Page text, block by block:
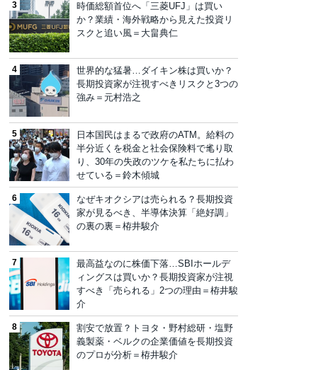
時価総額首位へ「三菱UFJ」は買い
か？業績・海外戦略から見えた投資リ
スクと追い風＝大畠典仁
世界的な猛暑…ダイキン株は買いか？
長期投資家が注視すべきリスクと3つの
強み＝元村浩之
日本国民はまるで政府のATM。給料の
半分近くを税金と社会保険料で毟り取
り、30年の失政のツケを私たちに払わ
せている＝鈴木傾城
なぜキオクシアは売られる？長期投資
家が見るべき、半導体決算「絶好調」
の裏の裏＝栫井駿介
最高益なのに株価下落…SBIホールデ
ィングスは買いか？長期投資家が注視
すべき「売られる」2つの理由＝栫井駿
介
割安で放置？トヨタ・野村総研・塩野
義製薬・ベルクの企業価値を長期投資
のプロが分析＝栫井駿介